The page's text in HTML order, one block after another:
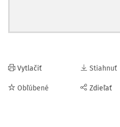
Vytlačiť
Obľúbené
Stiahnuť
Zdieľať